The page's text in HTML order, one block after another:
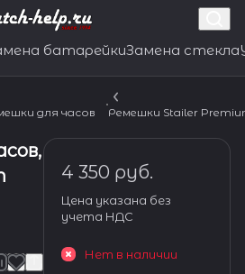
батарейкиЗамена стекла
для часов Ремешки Stailer
4 350 руб.
Цена указана без
учета НДС
Нет в наличии